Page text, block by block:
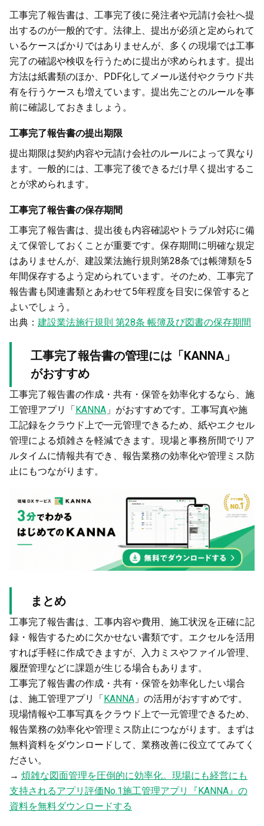
工事完了報告書は、工事完了後に発注者や元請け会社へ提
出するのが一般的です。法律上、提出が必須と定められて
いるケースばかりではありませんが、多くの現場では工事
完了の確認や検収を行うために提出が求められます。提出
方法は紙書類のほか、PDF化してメール送付やクラウド共
有を行うケースも増えています。提出先ごとのルールを事
前に確認しておきましょう。
工事完了報告書の提出期限
提出期限は契約内容や元請け会社のルールによって異なり
ます。一般的には、工事完了後できるだけ早く提出するこ
とが求められます。
工事完了報告書の保存期間
工事完了報告書は、提出後も内容確認やトラブル対応に備
えて保管しておくことが重要です。保存期間に明確な規定
はありませんが、建設業法施行規則第28条では帳簿類を5
年間保存するよう定められています。そのため、工事完了
報告書も関連書類とあわせて5年程度を目安に保管すると
よいでしょう。
出典： 建設業法施行規則 第28条 帳簿及び図書の保存期間
工事完了報告書の管理には「KANNA」
がおすすめ
工事完了報告書の作成・共有・保管を効率化するなら、施
工管理アプリ「KANNA 」がおすすめです。工事写真や施
工記録をクラウド上で一元管理できるため、紙やエクセル
管理による煩雑さを軽減できます。現場と事務所間でリア
ルタイムに情報共有でき、報告業務の効率化や管理ミス防
止にもつながります。
まとめ
工事完了報告書は、工事内容や費用、施工状況を正確に記
録・報告するために欠かせない書類です。エクセルを活用
すれば手軽に作成できますが、入力ミスやファイル管理、
履歴管理などに課題が生じる場合もあります。
工事完了報告書の作成・共有・保管を効率化したい場合
は、施工管理アプリ「KANNA 」の活用がおすすめです。
現場情報や工事写真をクラウド上で一元管理できるため、
報告業務の効率化や管理ミス防止につながります。まずは
無料資料をダウンロードして、業務改善に役立ててみてく
ださい。
→ 煩雑な図面管理を圧倒的に効率化。現場にも経営にも
支持されるアプリ評価No.1施工管理アプリ『KANNA』の
資料を無料ダウンロードする